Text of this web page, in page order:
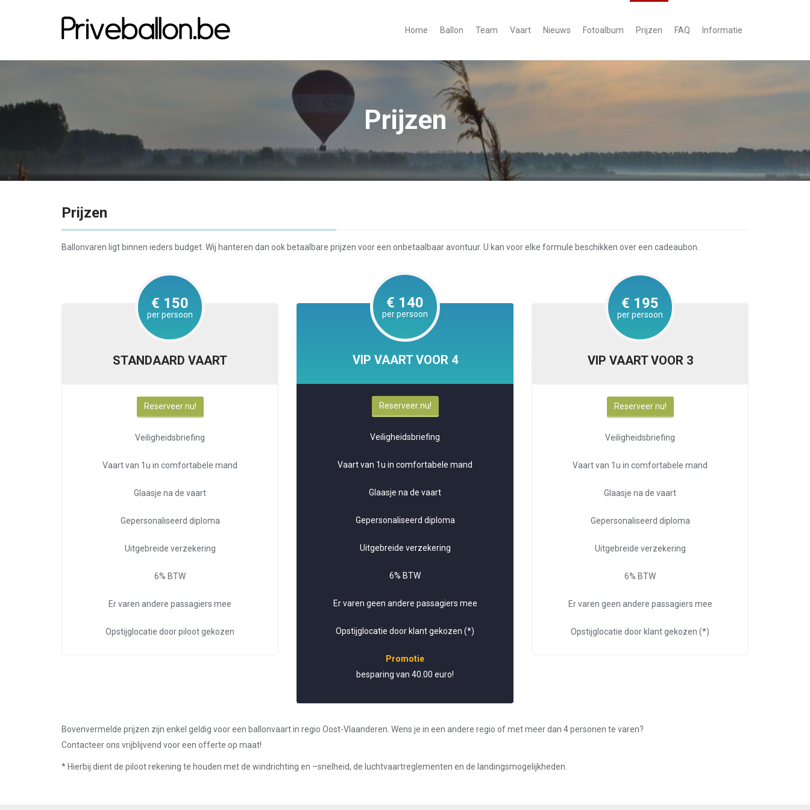
Home Ballon Team Vaart Nieuws Fotoalbum Prijzen FAQ Informatie
Prijzen
Prijzen
Ballonvaren ligt binnen ieders budget. Wij hanteren dan ook betaalbare prijzen voor een onbetaalbaar avontuur. U kan voor elke formule beschikken over een cadeaubon.
€ 150
per persoon
STANDAARD VAART
Reserveer nu!
Veiligheidsbriefing
Vaart van 1u in comfortabele mand
Glaasje na de vaart
Gepersonaliseerd diploma
Uitgebreide verzekering
6% BTW
Er varen andere passagiers mee
Opstijglocatie door piloot gekozen
€ 140
per persoon
VIP VAART VOOR 4
Reserveer nu!
Veiligheidsbriefing
Vaart van 1u in comfortabele mand
Glaasje na de vaart
Gepersonaliseerd diploma
Uitgebreide verzekering
6% BTW
Er varen geen andere passagiers mee
Opstijglocatie door klant gekozen (*)
Promotie
besparing van 40.00 euro!
€ 195
per persoon
VIP VAART VOOR 3
Reserveer nu!
Veiligheidsbriefing
Vaart van 1u in comfortabele mand
Glaasje na de vaart
Gepersonaliseerd diploma
Uitgebreide verzekering
6% BTW
Er varen geen andere passagiers mee
Opstijglocatie door klant gekozen (*)
Bovenvermelde prijzen zijn enkel geldig voor een ballonvaart in regio Oost-Vlaanderen. Wens je in een andere regio of met meer dan 4 personen te varen?
Contacteer ons vrijblijvend voor een offerte op maat!
* Hierbij dient de piloot rekening te houden met de windrichting en –snelheid, de luchtvaartreglementen en de landingsmogelijkheden.